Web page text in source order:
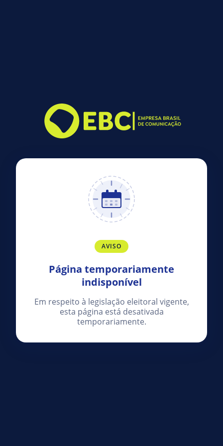
AVISO
Página temporariamente
indisponível
Em respeito à legislação eleitoral vigente,
esta página está desativada
temporariamente.